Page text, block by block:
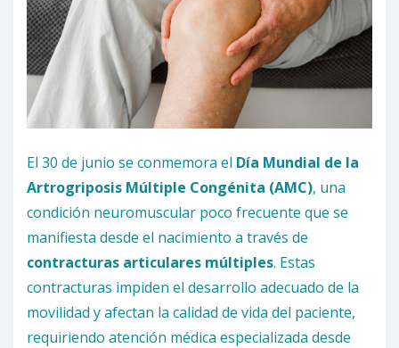
El 30 de junio se conmemora el Día Mundial de la
Artrogriposis Múltiple Congénita (AMC), una
condición neuromuscular poco frecuente que se
manifiesta desde el nacimiento a través de
contracturas articulares múltiples. Estas
contracturas impiden el desarrollo adecuado de la
movilidad y afectan la calidad de vida del paciente,
requiriendo atención médica especializada desde